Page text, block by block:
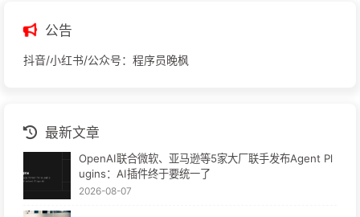
公告
抖音/小红书/公众号：程序员晚枫
最新文章
OpenAI联合微软、亚马逊等5家大厂联手发布Agent Pl
ugins：AI插件终于要统一了
2026-08-07